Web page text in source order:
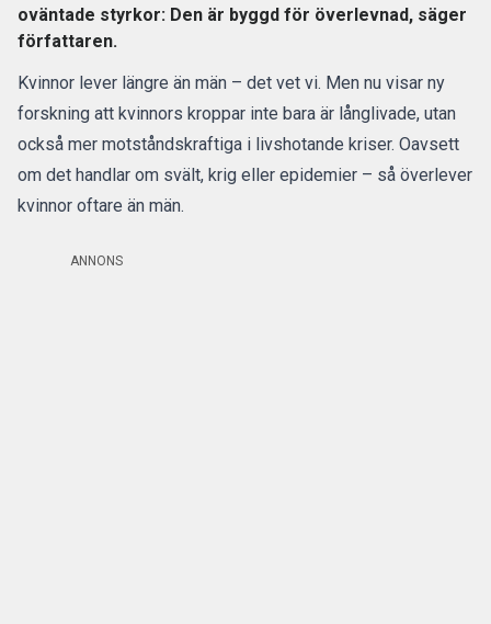
oväntade styrkor: Den är byggd för överlevnad, säger
författaren.
Kvinnor lever längre än män – det vet vi. Men nu visar ny
forskning att kvinnors kroppar inte bara är långlivade, utan
också mer motståndskraftiga i livshotande kriser. Oavsett
om det handlar om svält, krig eller epidemier – så överlever
kvinnor oftare än män.
ANNONS